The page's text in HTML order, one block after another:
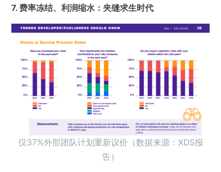
老外正把“外包”转变为“联合开发”：中国厂商会
欺诈 色情 诱导行为
不实信息 违法犯罪 其他
提交
7. 费率冻结、利润缩水：夹缝求生时代
仅37%外部团队计划重新议价（数据来源：XDS报
告）